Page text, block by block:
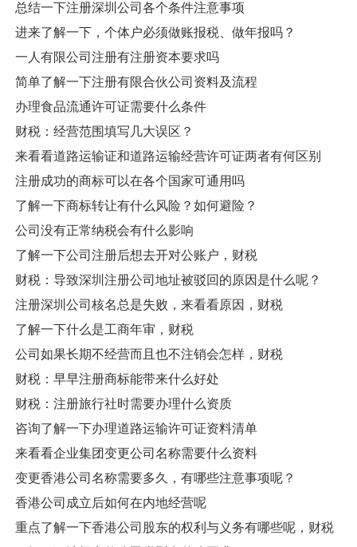
总结一下注册深圳公司各个条件注意事项
进来了解一下，个体户必须做账报税、做年报吗？
一人有限公司注册有注册资本要求吗
简单了解一下注册有限合伙公司资料及流程
办理食品流通许可证需要什么条件
财税：经营范围填写几大误区？
来看看道路运输证和道路运输经营许可证两者有何区别
注册成功的商标可以在各个国家可通用吗
了解一下商标转让有什么风险？如何避险？
公司没有正常纳税会有什么影响
了解一下公司注册后想去开对公账户，财税
财税：导致深圳注册公司地址被驳回的原因是什么呢？
注册深圳公司核名总是失败，来看看原因，财税
了解一下什么是工商年审，财税
公司如果长期不经营而且也不注销会怎样，财税
财税：早早注册商标能带来什么好处
财税：注册旅行社时需要办理什么资质
咨询了解一下办理道路运输许可证资料清单
来看看企业集团变更公司名称需要什么资料
变更香港公司名称需要多久，有哪些注意事项呢？
香港公司成立后如何在内地经营呢
重点了解一下香港公司股东的权利与义务有哪些呢，财税